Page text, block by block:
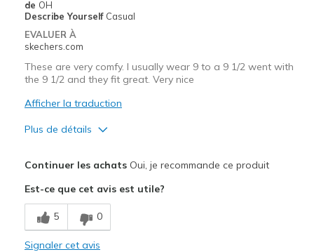
de OH
Describe Yourself Casual
EVALUER À
skechers.com
These are very comfy. I usually wear 9 to a 9 1/2 went with
the 9 1/2 and they fit great. Very nice
Afficher la traduction
Plus de détails
Breathe Well
Comfortable
Continuer les achatsOui, je recommande ce produit
Est-ce que cet avis est utile?
5 0
Signaler cet avis